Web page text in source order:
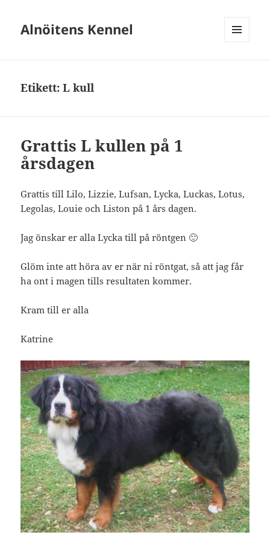
Alnöitens Kennel
Etikett:L kull
Grattis L kullen på 1
årsdagen
Grattis till Lilo, Lizzie, Lufsan, Lycka, Luckas, Lotus,
Legolas, Louie och Liston på 1 års dagen.
Jag önskar er alla Lycka till på röntgen 🙂
Glöm inte att höra av er när ni röntgat, så att jag får
ha ont i magen tills resultaten kommer.
Kram till er alla
Katrine